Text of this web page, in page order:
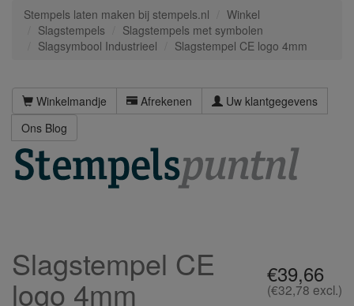
Stempels laten maken bij stempels.nl
Winkel
Slagstempels
Slagstempels met symbolen
Slagsymbool Industrieel
Slagstempel CE logo 4mm
Winkelmandje Afrekenen
Uw klantgegevens
Ons Blog
€39,66
(€32,78 excl.)
Slagstempel CE
logo 4mm